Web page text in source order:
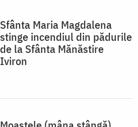
Sfânta Maria Magdalena
stinge incendiul din pădurile
de la Sfânta Mănăstire
Iviron